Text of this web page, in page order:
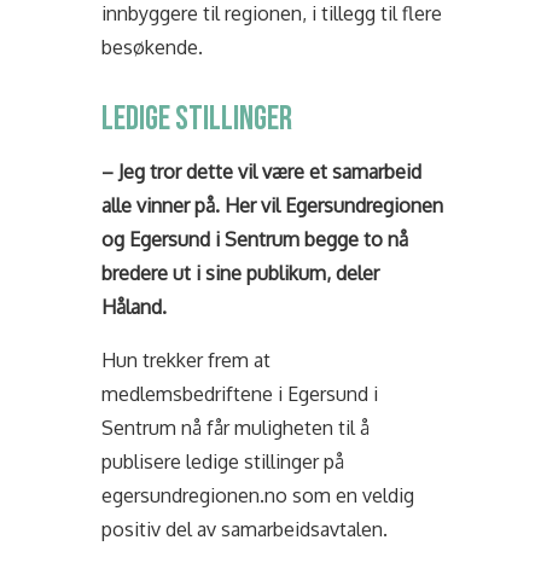
innbyggere til regionen, i tillegg til flere
besøkende.
LEDIGE STILLINGER
– Jeg tror dette vil være et samarbeid
alle vinner på. Her vil Egersundregionen
og Egersund i Sentrum begge to nå
bredere ut i sine publikum, deler
Håland.
Hun trekker frem at
medlemsbedriftene i Egersund i
Sentrum nå får muligheten til å
publisere ledige stillinger på
egersundregionen.no som en veldig
positiv del av samarbeidsavtalen.